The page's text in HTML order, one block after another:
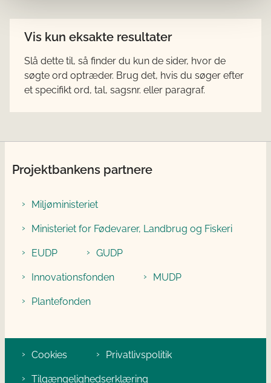
Vis kun eksakte resultater
Slå dette til, så finder du kun de sider, hvor de
søgte ord optræder. Brug det, hvis du søger efter
et specifikt ord, tal, sagsnr. eller paragraf.
Projektbankens partnere
Miljøministeriet
Ministeriet for Fødevarer, Landbrug og Fiskeri
EUDP GUDP
Innovationsfonden MUDP
Plantefonden
Cookies Privatlivspolitik
Tilgængelighedserklæring